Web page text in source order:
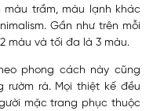
trầm, màu lạnh khác
Gần như trên mỗi
màu và tối đa là 3 màu.
phong cách này cũng
rườm rà. Mọi thiệt kế đều
mặc trang phục thuộc